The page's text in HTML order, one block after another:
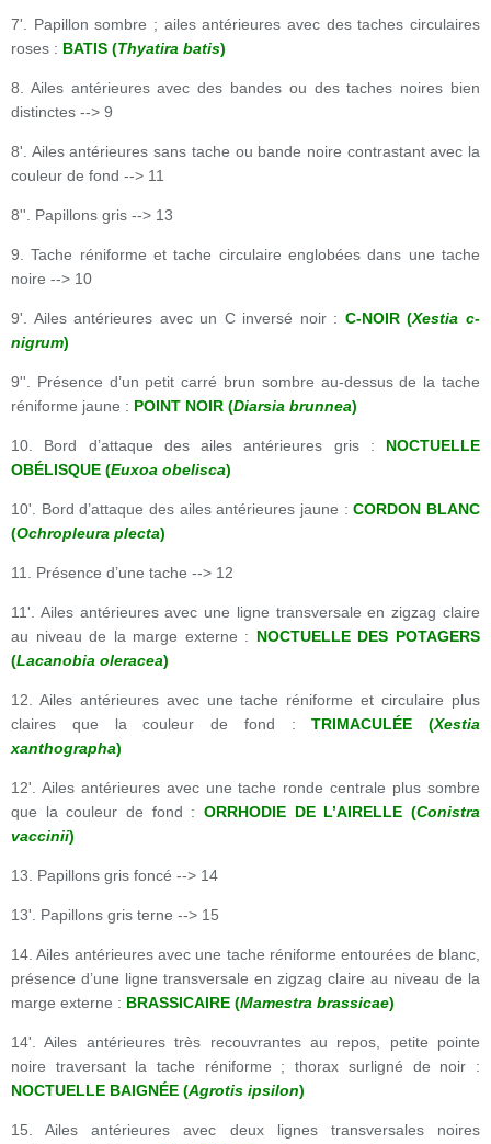
7'. Papillon sombre ; ailes antérieures avec des taches circulaires
roses : BATIS (Thyatira batis)
8. Ailes antérieures avec des bandes ou des taches noires bien
distinctes --> 9
8'. Ailes antérieures sans tache ou bande noire contrastant avec la
couleur de fond --> 11
8''. Papillons gris --> 13
9. Tache réniforme et tache circulaire englobées dans une tache
noire --> 10
9'. Ailes antérieures avec un C inversé noir : C-NOIR (Xestia c-
nigrum)
9''. Présence d’un petit carré brun sombre au-dessus de la tache
réniforme jaune : POINT NOIR (Diarsia brunnea)
10. Bord d’attaque des ailes antérieures gris : NOCTUELLE
OBÉLISQUE (Euxoa obelisca)
10'. Bord d’attaque des ailes antérieures jaune :CORDON BLANC
(Ochropleura plecta)
11. Présence d’une tache --> 12
11'. Ailes antérieures avec une ligne transversale en zigzag claire
au niveau de la marge externe : NOCTUELLE DES POTAGERS
(Lacanobia oleracea)
12. Ailes antérieures avec une tache réniforme et circulaire plus
claires que la couleur de fond :TRIMACULÉE (Xestia
xanthographa)
12'. Ailes antérieures avec une tache ronde centrale plus sombre
que la couleur de fond : ORRHODIE DE L’AIRELLE (Conistra
vaccinii)
13. Papillons gris foncé --> 14
13'. Papillons gris terne --> 15
14. Ailes antérieures avec une tache réniforme entourées de blanc,
présence d’une ligne transversale en zigzag claire au niveau de la
marge externe : BRASSICAIRE (Mamestra brassicae)
14'. Ailes antérieures très recouvrantes au repos, petite pointe
noire traversant la tache réniforme ; thorax surligné de noir :
NOCTUELLE BAIGNÉE (Agrotis ipsilon)
15. Ailes antérieures avec deux lignes transversales noires